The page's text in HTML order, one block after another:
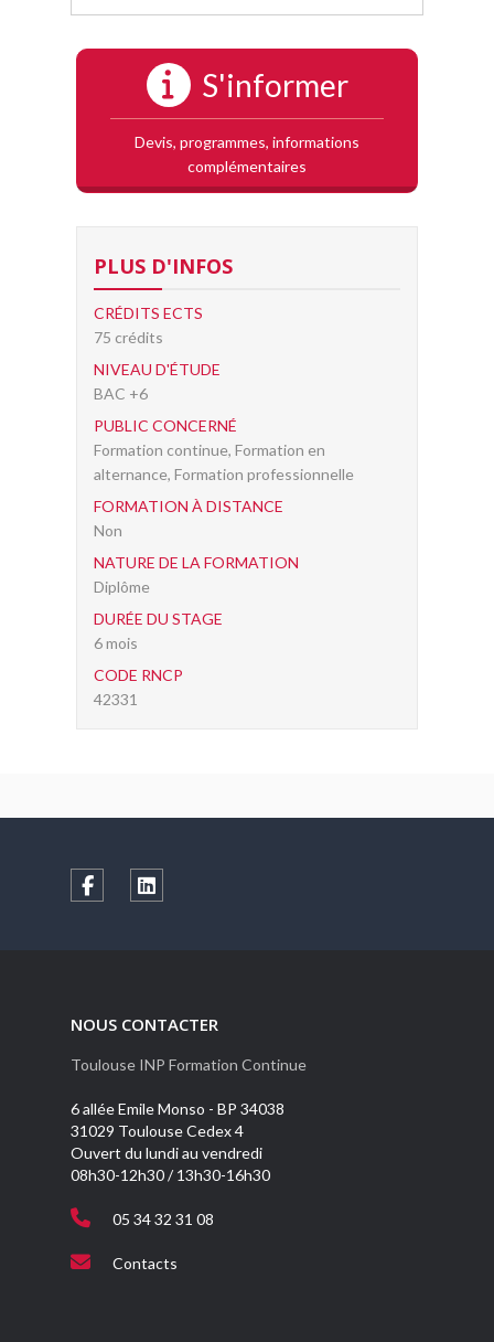
S'informer
Devis, programmes, informations
complémentaires
PLUS D'INFOS
CRÉDITS ECTS
75 crédits
NIVEAU D'ÉTUDE
BAC +6
PUBLIC CONCERNÉ
Formation continue, Formation en
alternance, Formation professionnelle
FORMATION À DISTANCE
Non
NATURE DE LA FORMATION
Diplôme
DURÉE DU STAGE
6 mois
CODE RNCP
42331
NOUS CONTACTER
Toulouse INP Formation Continue
6 allée Emile Monso - BP 34038
31029 Toulouse Cedex 4
Ouvert du lundi au vendredi
08h30-12h30 / 13h30-16h30
05 34 32 31 08
Contacts